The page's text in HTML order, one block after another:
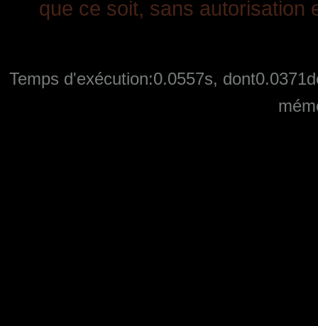
que ce soit, sans autorisation
Temps d'exécution:0.0557s,